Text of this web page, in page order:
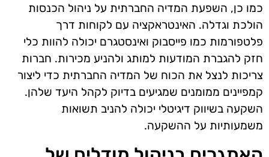
כמו כן, השפעת המדיה החברתית על ניהול הכנסות
הולכת וגדלה. האינטראקציה עם לקוחות דרך
פלטפורמות כמו פייסבוק ואינסטגרם יכולה להוות כלי
חזק להגברת המודעות למותג ולהניע מכירות. חברות
צריכות לנצל את הכוח של המדיה החברתית כדי ליצור
קמפיינים ממומנים שמגיעים בדיוק לקהל היעד שלהן.
השקעה בשיווק דיגיטלי יכולה להניב תשואות
משמעותיות על ההשקעה.